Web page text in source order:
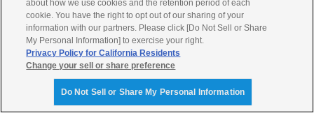
ヤマハ バイク ブログ トップ
企業サイト
about how we use cookies and the retention period of each
cookie. You have the right to opt out of our sharing of your
information with our partners. Please click [Do Not Sell or Share
My Personal Information] to exercise your right.
Privacy Policy for California Residents
Change your sell or share preference
Do Not Sell or Share My Personal Information